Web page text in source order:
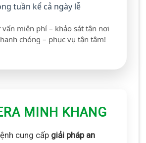
tuần kể cả ngày lễ
miễn phí – khảo sát tận nơi
chóng – phục vụ tận tâm!
MINH KHANG
cung cấp giải pháp an